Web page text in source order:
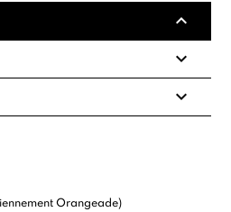
expand_less
expand_more
expand_more
Orangeade)